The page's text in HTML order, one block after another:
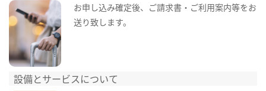
お申し込み確定後、ご請求書・ご利用案内等をお
送り致します。
設備とサービスについて